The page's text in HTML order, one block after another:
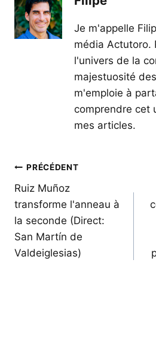
Je m'appelle
média Actutoro.
l'univers de la
majestuosité
m'emploie à
comprendre cet
mes articles.
Navigation
de
l’article
PRÉCÉDENT
Ruiz Muñoz
transforme l'anneau à
la seconde (Direct:
San Martín de
Valdeiglesias)